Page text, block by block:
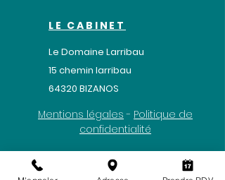
LE CABINET
Le Domaine Larribau
​15 chemin larribau
64320 BIZANOS
Mentions légales - Politique de
confidentialité